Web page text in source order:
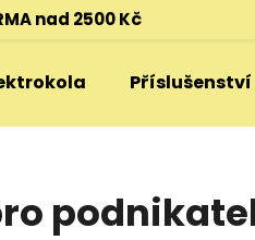
nad 2500 Kč
Příslušenství
HLEDAT